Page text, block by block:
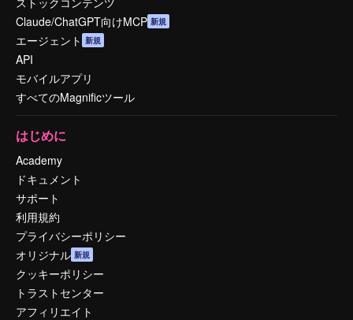
Claude/ChatGPT向けMCP 新規
エージェント 新規
API
モバイルアプリ
すべてのMagnificツール
はじめに
Academy
ドキュメント
サポート
利用規約
プライバシーポリシー
オリジナル 新規
クッキーポリシー
トラストセンター
アフィリエイト